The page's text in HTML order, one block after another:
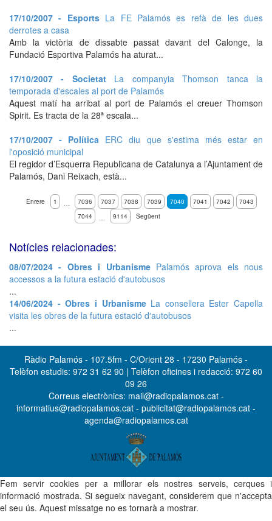
17/10/2007 - Esports La FE Palamós es refà de les dues
derrotes a casa
Amb la victòria de dissabte passat davant del Calonge, la
Fundació Esportiva Palamós ha aturat...
17/10/2007 - Societat La companyia Thomson tanca la
temporada d'escales al port de Palamós
Aquest matí ha arribat al port de Palamós el creuer Thomson
Spirit. Es tracta de la 28ª escala...
17/10/2007 - Política ERC diu que s'estima més estar en
l'oposició municipal
El regidor d’Esquerra Republicana de Catalunya a l’Ajuntament de
Palamós, Dani Reixach, està...
Enrere 1 … 7036 7037 7038 7039 7040 7041 7042
7043
7044
… 9114 Següent
Notícies relacionades:
08/07/2024 - Obres i UrbanismePalamós aprova els nous
accessos a la futura estació d'autobusos
...
14/06/2024 - Obres i UrbanismeLa consellera Ester Capella
visita les obres de la futura estació d'autobusos
...
Ràdio Palamós - 107.5fm - C/Orient 28 - 17230 Palamós -
Telèfon estudis: 972 31 62 90 | Telèfon oficines i redacció: 972 60
09 26
Correus electrònics: mail@radiopalamos.cat -
informatius@radiopalamos.cat - publicitat@radiopalamos.cat -
agenda@radiopalamos.cat
Fem servir cookies per a millorar els nostres serveis, cerques i
informació mostrada. Si segueix navegant, considerem que n'accepta
el seu ús. Aquest missatge no es tornarà a mostrar.